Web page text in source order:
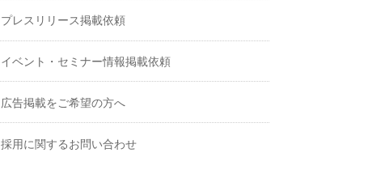
プレスリリース掲載依頼
イベント・セミナー情報掲載依頼
広告掲載をご希望の方へ
採用に関するお問い合わせ